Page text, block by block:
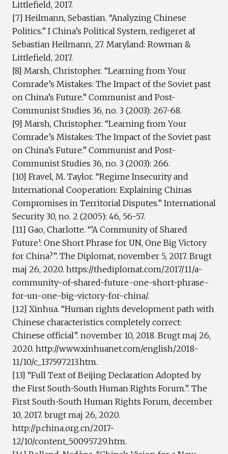
Littlefield, 2017.
[7] Heilmann, Sebastian. “Analyzing Chinese
Politics.” I China’s Political System, redigeret af
Sebastian Heilmann, 27. Maryland: Rowman &
Littlefield, 2017.
[8] Marsh, Christopher. “Learning from Your
Comrade’s Mistakes: The Impact of the Soviet past
on China’s Future.” Communist and Post-
Communist Studies 36, no. 3 (2003): 267-68.
[9] Marsh, Christopher. “Learning from Your
Comrade’s Mistakes: The Impact of the Soviet past
on China’s Future.” Communist and Post-
Communist Studies 36, no. 3 (2003): 266.
[10] Fravel, M. Taylor. “Regime Insecurity and
International Cooperation: Explaining Chinas
Compromises in Territorial Disputes.” International
Security 30, no. 2 (2005): 46, 56-57.
[11] Gao, Charlotte. “’A Community of Shared
Future’: One Short Phrase for UN, One Big Victory
for China?”. The Diplomat, november 5, 2017. Brugt
maj 26, 2020. https://thediplomat.com/2017/11/a-
community-of-shared-future-one-short-phrase-
for-un-one-big-victory-for-china/.
[12] Xinhua. “Human rights development path with
Chinese characteristics completely correct:
Chinese official”. november 10, 2018. Brugt maj 26,
2020. http://www.xinhuanet.com/english/2018-
11/10/c_137597213.htm.
[13] “Full Text of Beijing Declaration Adopted by
the First South-South Human Rights Forum.”. The
First South-South Human Rights Forum, december
10, 2017. brugt maj 26, 2020.
http://p.china.org.cn/2017-
12/10/content_50095729.htm.